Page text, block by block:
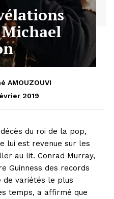
AMOUZOUVI
2019
du roi de la pop,
lui est revenue sur les
au lit. Conrad Murray,
Guinness des records
de variétés le plus
temps, a affirmé que